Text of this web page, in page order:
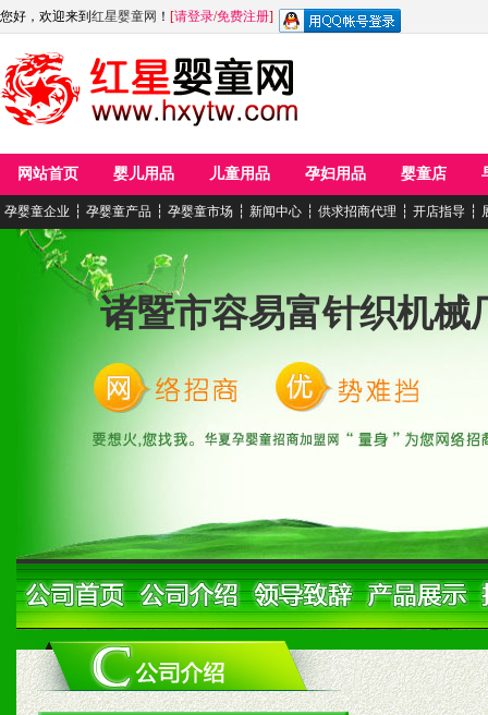
您好，欢迎来到 红星婴童网 ！ [请登录/免费注册]
网站首页 婴儿用品 儿童用品 孕妇用品 婴童店
孕婴童企业 ┆ 孕婴童产品 ┆ 孕婴童市场 ┆ 新闻中心 ┆ 供求招商代理 ┆ 开店指导 ┆
诸暨市容易富针织机械